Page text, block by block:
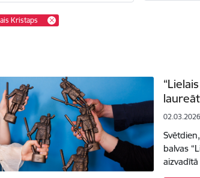
Kristaps
balvas